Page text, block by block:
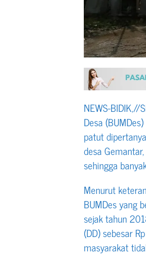
NEWS-BIDIK,//
Desa
patut
desa
sehingga
Menurut
BUMDes yang
sejak tahun
(DD) sebesar
masyarakat